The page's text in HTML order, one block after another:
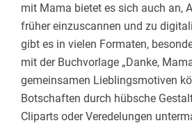
mit Mama bietet es sich auch an,
früher einzuscannen und zu
gibt es in vielen Formaten,
mit der Buchvorlage „Danke,
gemeinsamen Lieblingsmotiven
Botschaften durch hübsche
Cliparts oder Veredelungen